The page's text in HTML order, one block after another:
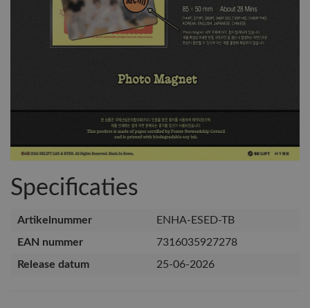
Specificaties
Artikelnummer
ENHA-ESED-TB
EAN nummer
7316035927278
Release datum
25-06-2026